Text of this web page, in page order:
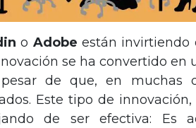
o Adobe están invirtiendo
se ha convertido en
de que, en muchas
Este tipo de
de ser efectiva: Es